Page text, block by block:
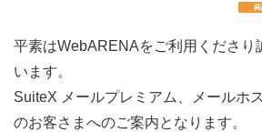
平素はWebARENAをご利用くださり
います。
SuiteX メールプレミアム、メールホ
のお客さまへのご案内となります。